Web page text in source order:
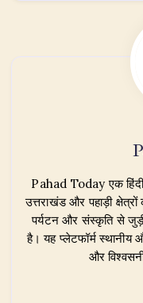
Pahad Today एक
उत्तराखंड और पहाड़ी क्षेत्रों
पर्यटन और संस्कृति से
है। यह प्लेटफॉर्म स्थानीय
और